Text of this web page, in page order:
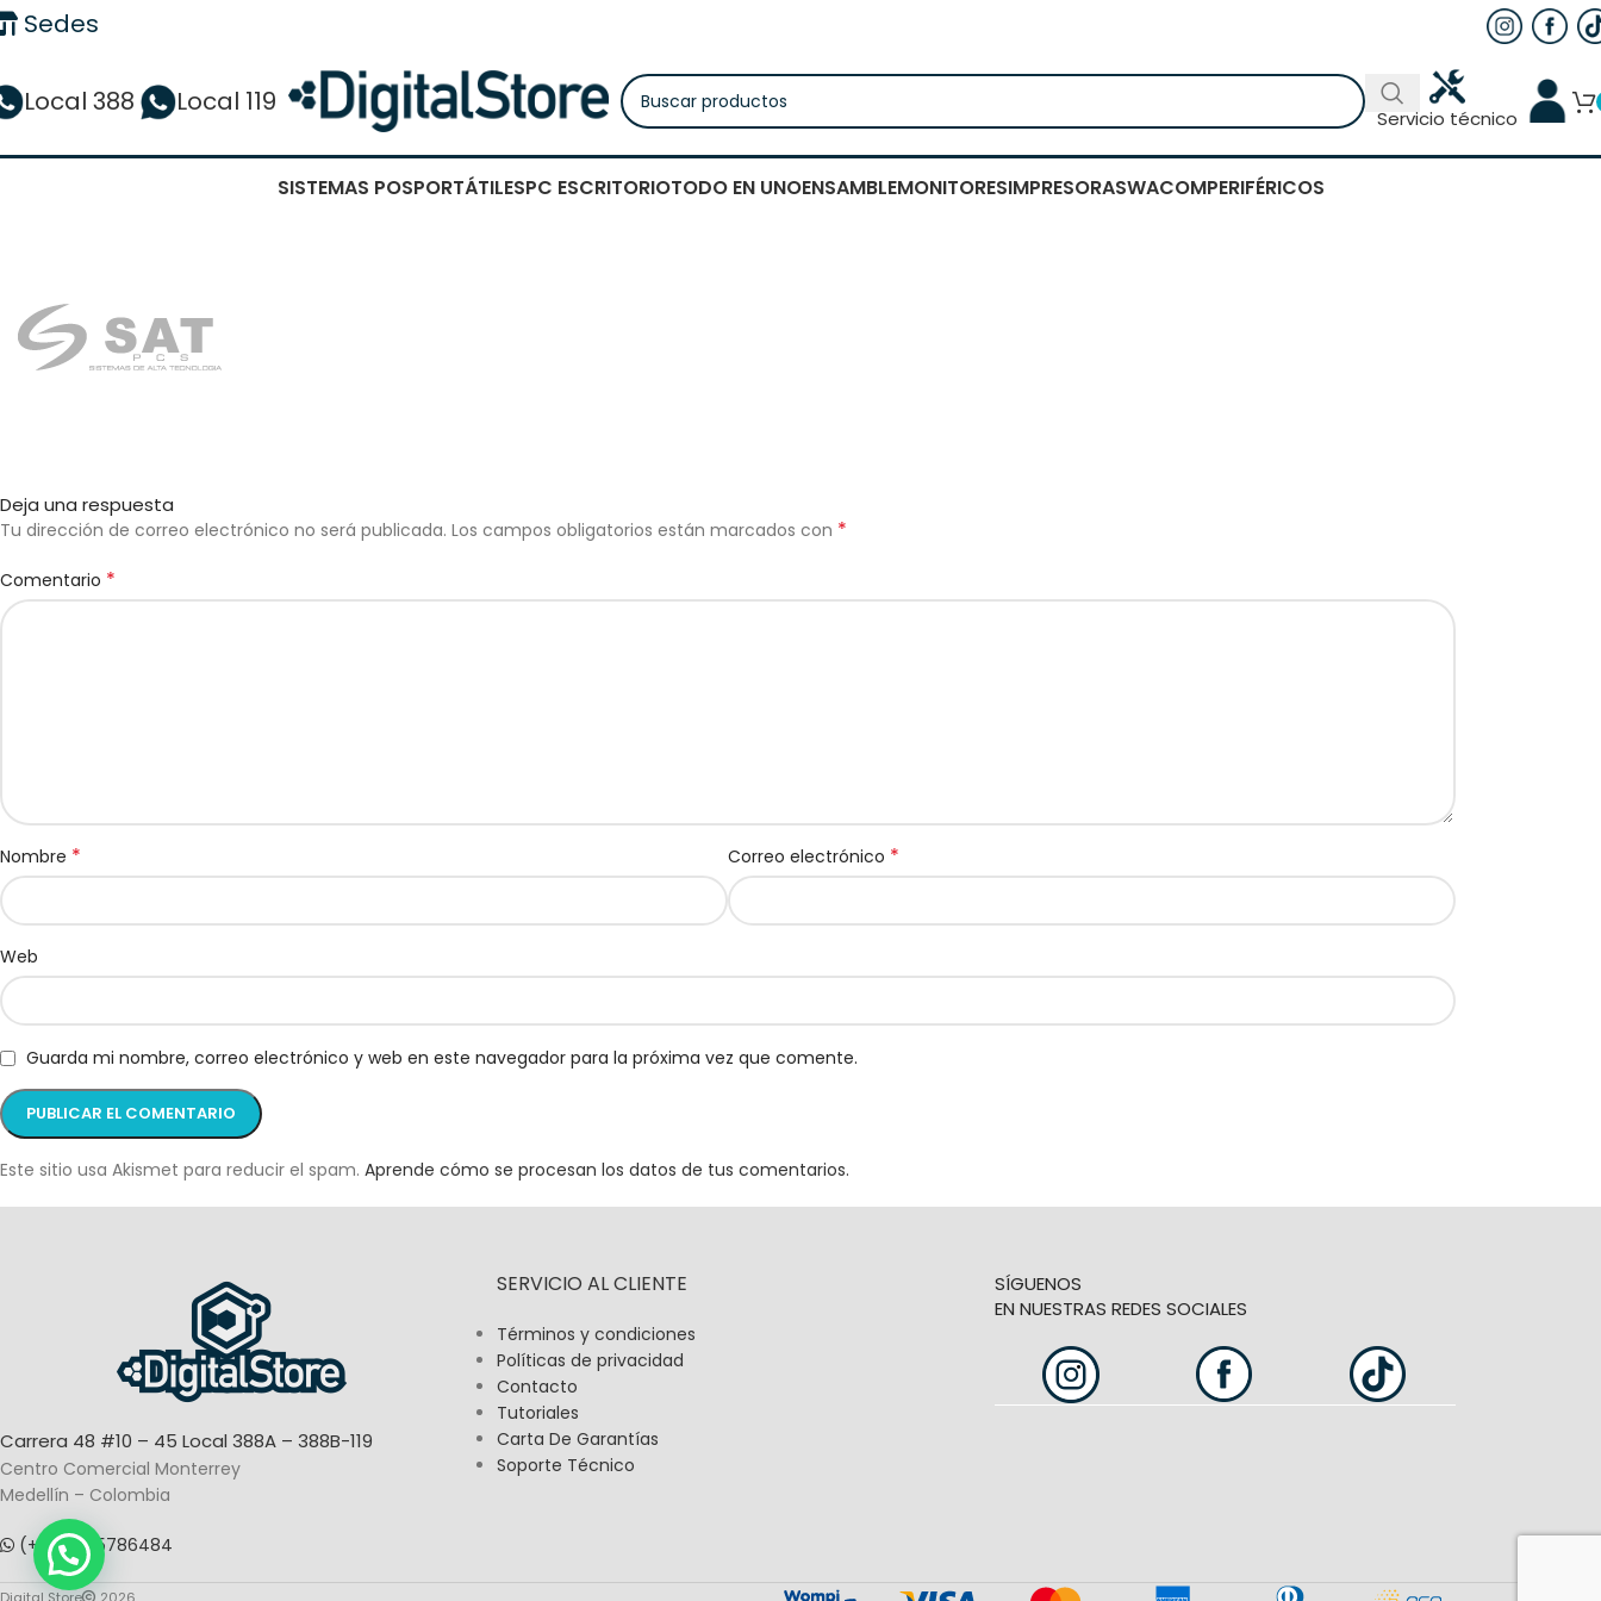
Sedes
Local 388 Local 119
Servicio técnico
SISTEMAS POSPORTÁTILESPC ESCRITORIOTODO EN UNOENSAMBLEMONITORESIMPRESORASWACOMPERIFÉRICOS
Deja una respuesta
Tu dirección de correo electrónico no será publicada. Los campos obligatorios están marcados con *
Comentario *
Nombre * Correo electrónico *
Web
Guarda mi nombre, correo electrónico y web en este navegador para la próxima vez que comente.
Este sitio usa Akismet para reducir el spam. Aprende cómo se procesan los datos de tus comentarios.
Carrera 48 #10 – 45 Local 388A – 388B-119
Centro Comercial Monterrey
Medellín – Colombia
(+57) 3015786484
SERVICIO AL CLIENTE
Términos y condiciones
Políticas de privacidad
Contacto
Tutoriales
Carta De Garantías
Soporte Técnico
SÍGUENOS
EN NUESTRAS REDES SOCIALES